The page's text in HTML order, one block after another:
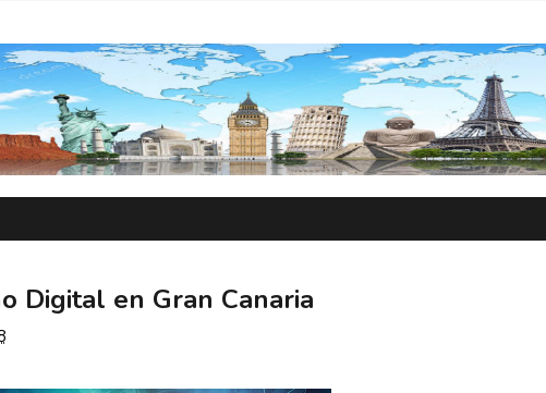
Digital en Gran Canaria